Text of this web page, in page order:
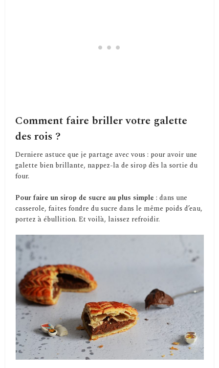
Comment faire briller votre galette
des rois ?
Derniere astuce que je partage avec vous : pour avoir une
galette bien brillante, nappez-la de sirop dès la sortie du
four.
Pour faire un sirop de sucre au plus simple : dans une
casserole, faites fondre du sucre dans le même poids d’eau,
portez à ébullition. Et voilà, laissez refroidir.